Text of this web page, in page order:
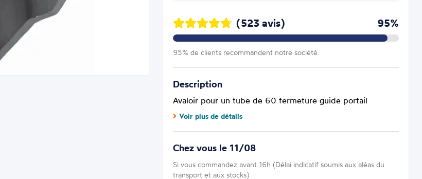
(523 avis) 95%
95% de clients recommandent notre société.
Description
Avaloir pour un tube de 60 fermeture guide portail
Voir plus de détails
Chez vous le 11/08
Si vous commandez avant 16h (Délai indicatif soumis aux aléas du
transport et aux stocks)